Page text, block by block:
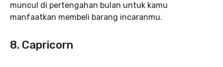
muncul di pertengahan bulan untuk kamu
manfaatkan membeli barang incaranmu.
8. Capricorn